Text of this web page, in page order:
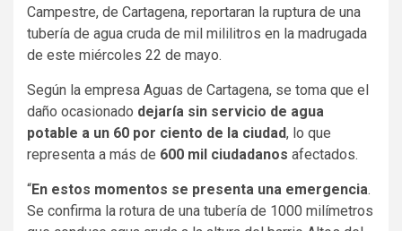
Campestre, de Cartagena, reportaran la ruptura de una
tubería de agua cruda de mil mililitros en la madrugada
de este miércoles 22 de mayo.
Según la empresa Aguas de Cartagena, se toma que el
daño ocasionado dejaría sin servicio de agua
potable a un 60 por ciento de la ciudad, lo que
representa a más de 600 mil ciudadanos afectados.
“En estos momentos se presenta una emergencia.
Se confirma la rotura de una tubería de 1000 milímetros